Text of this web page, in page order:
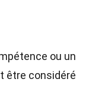
ou un
être considéré